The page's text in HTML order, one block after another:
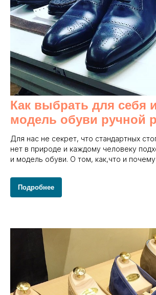
Как выбрать для себя
модель обуви ручной
Для нас не секрет, что стандартных
нет в природе и каждому человеку
и модель обуви. О том, как,что и
Подробнее